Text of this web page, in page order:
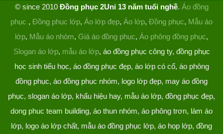
© since 2010 Đồng phục 2Uni 13 năm tuổi nghề. Áo đồng
phục , Đồng phục lớp, Áo lớp đẹp, Áo lớp, Đồng phục, Mẫu áo
lớp, Mẫu áo nhóm, Giá áo đồng phục, Áo phông đồng phục,
Slogan áo lớp, mẫu áo lớp, áo đồng phục công ty, đồng phục
học sinh tiểu học, áo đồng phục đẹp, áo lớp có cổ, áo phông
đồng phục, áo đồng phục nhóm, logo lớp đẹp, may áo đồng
phục, slogan áo lớp, khẩu hiệu hay, mẫu áo lớp, đồng phục đẹp,
dong phuc team building, áo thun nhóm, áo phông trơn, làm áo
lớp, logo áo lớp chất, mẫu áo đồng phục lớp, áo họp lớp, đồng